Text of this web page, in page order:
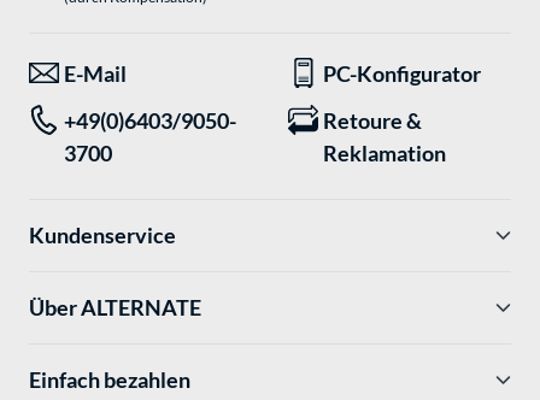
E-Mail
PC-Konfigurator
+49(0)6403/9050-
3700
Retoure &
Reklamation
Kundenservice
Über ALTERNATE
Einfach bezahlen